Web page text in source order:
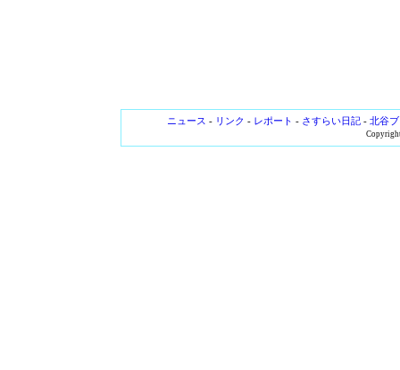
ニュース - リンク - レポート - さすらい日記- 北谷